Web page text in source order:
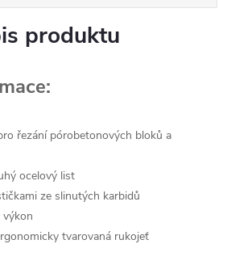
produktu
řezání pórobetonových bloků a
ocelový list
ze slinutých karbidů
tvarovaná rukojeť